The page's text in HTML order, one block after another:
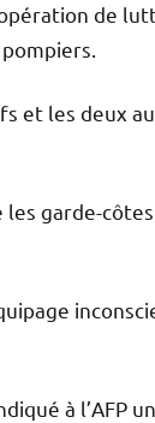
de
et les deux
garde-
à l’AFP